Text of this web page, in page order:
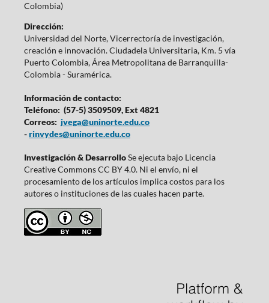
Colombia)
Dirección:
Universidad del Norte, Vicerrectoría de investigación,
creación e innovación. Ciudadela Universitaria, Km. 5 vía
Puerto Colombia, Área Metropolitana de Barranquilla-
Colombia - Suramérica.
Información de contacto:
Teléfono: (57-5) 3509509, Ext 4821
Correos: jvega@uninorte.edu.co
-rinvydes@uninorte.edu.co
Investigación & DesarrolloSe ejecuta bajo Licencia
Creative Commons CC BY 4.0. Ni el envío, ni el
procesamiento de los artículos implica costos para los
autores o instituciones de las cuales hacen parte.